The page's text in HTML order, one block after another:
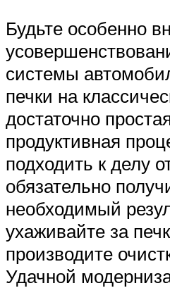
Будьте особенно
системы
печки на
достаточно
продуктивная
подходить к делу
обязательно
необходимый
ухаживайте за
производите
Удачной